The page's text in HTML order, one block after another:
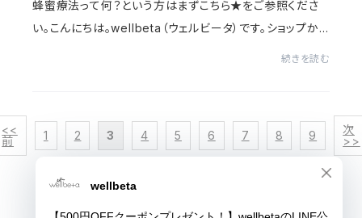
蜂蜜療法って何？という方はまずこちら★をご参照くださ
い。こんにちは。wellbeta（ウェルビータ）です。ショップから
続きを読む
<<
前
1 2 3 4 5 6 7 8 9
次
>>